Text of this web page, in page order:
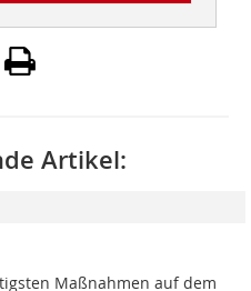
Artikel:
Maßnahmen auf dem